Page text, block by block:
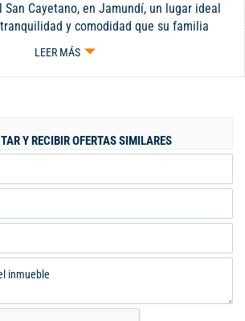
Cayetano, en Jamundí, un lugar ideal
y comodidad que su familia
con tres amplias habitaciones,
que busca. Con tan solo tres años de
de vida, como piscinas y áreas de juegos,
de los más pequeños. Además,
propio bajo techo, brindando seguridad
vehículo. La ubicación en un estrato 2
y amigable. No pierda la
este hermoso lugar que combina confort
para más información y agendar su
LEER MÁS
Y RECIBIR OFERTAS SIMILARES